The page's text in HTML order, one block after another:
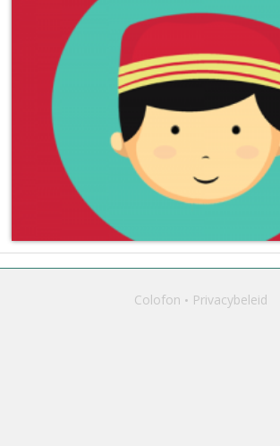
Colofon Privacybeleid